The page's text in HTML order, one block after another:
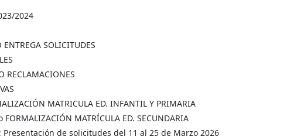
2024
SOLICITUDES
RECLAMACIONES
MATRICULA ED. INFANTIL Y PRIMARIA
MATRÍCULA ED. SECUNDARIA
Presentación de solicitudes del 11 al 25 de Marzo 2026